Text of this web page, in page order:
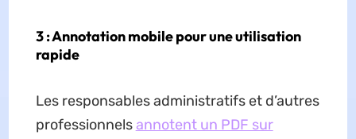
3 : Annotation mobile pour une utilisation
rapide
Les responsables administratifs et d’autres
professionnelsannotent un PDF sur